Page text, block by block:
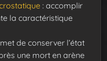
: accomplir
la caractéristique
de conserver l’état
une mort en arène